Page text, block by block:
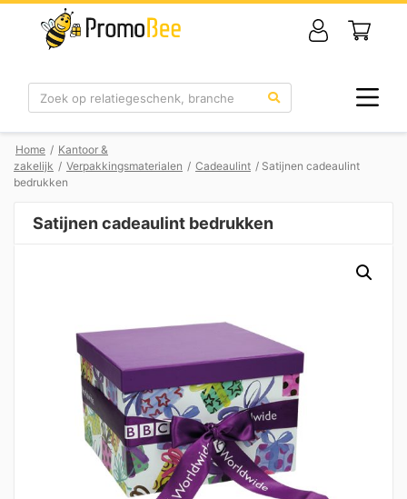
Zoek
Home / Kantoor &
zakelijk / Verpakkingsmaterialen / Cadeaulint / Satijnen cadeaulint
bedrukken
Satijnen cadeaulint bedrukken